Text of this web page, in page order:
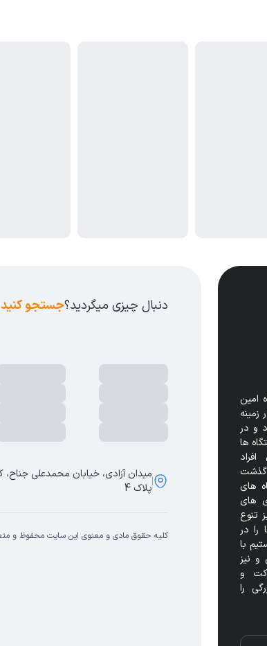
دنبال چیزی میگردید؟جستجو کنید
میدان آزادی، خیابان محمدعلی
پلاک 4
کلیه حقوق مادی و معنوی این سایت محفوظ و